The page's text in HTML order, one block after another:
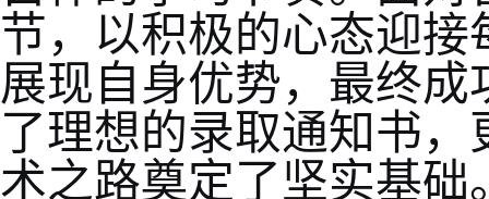
节，以积极的心态迎
展现自身优势，最终
了理想的录取通知书
术之路奠定了坚实基础